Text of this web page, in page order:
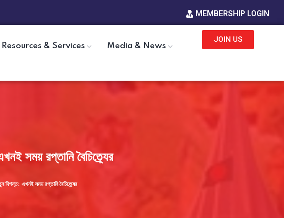
MEMBERSHIP LOGIN
Resources & Services Media & News
JOIN US
সময় রপ্তানি বৈচিত্র্যের
দিগন্ত: এখনই সময় রপ্তানি বৈচিত্র্যের